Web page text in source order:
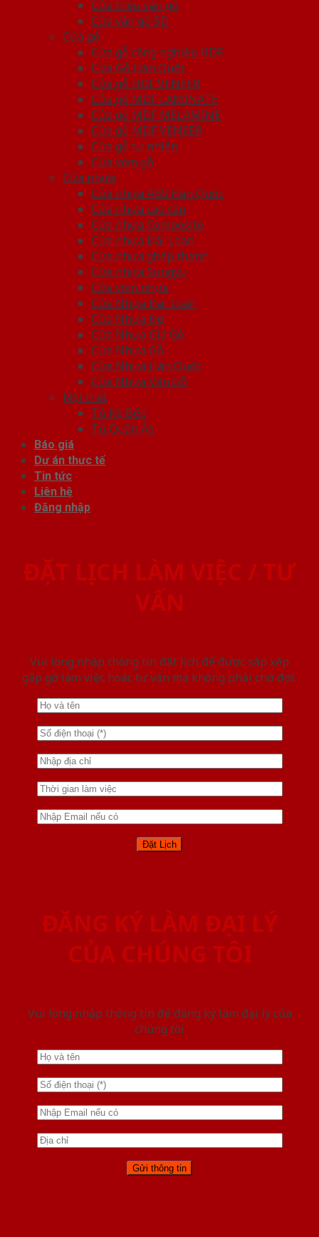
Cửa thép vân gỗ
Cửa vân gỗ 5D
Cửa gỗ
Cửa gỗ công nghiệp HDF
Cửa Gỗ Hàn Quốc
Cửa gỗ HDF VENEER
Cửa gỗ MDF LAMINATE
Cửa gỗ MDF MELAMINE
Cửa gỗ MDF VENEER
Cửa gỗ tự nhiên
Cửa vòm gỗ
Cửa nhựa
Cửa nhựa ABS Hàn Quốc
Cửa nhựa cao cấp
Cửa nhựa Composite
Cửa nhựa Đài Loan
Cửa nhựa ghép thanh
Cửa nhựa Sungyu
Cửa vòm nhựa
Cửa Nhựa Đài Loan
Cửa Nhựa Đẹp
Cửa Nhựa Giả Gỗ
Cửa Nhựa Gỗ
Cửa Nhựa Hàn Quốc
Cửa Nhựa Vân Gỗ
Nội thất
Tủ Kệ Bếp
Tủ Quần Áo
Báo giá
Dự án thực tế
Tin tức
Liên hệ
Đăng nhập
ĐẶT LỊCH LÀM VIỆC / TƯ
VẤN
Vui lòng nhập thông tin đặt lịch để được sắp xếp
gặp gỡ làm việc hoăc tư vấn mà không phải chờ đợi.
ĐĂNG KÝ LÀM ĐẠI LÝ
CỦA CHÚNG TÔI
Vui lòng nhập thông tin để đăng ký làm đại lý của
chúng tôi